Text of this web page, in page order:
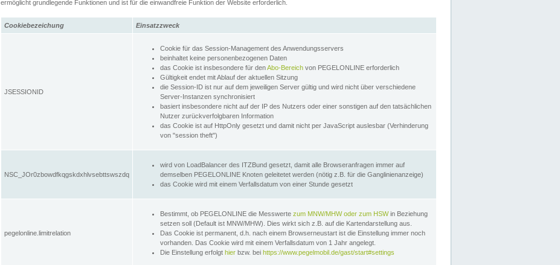
ermöglicht grundlegende Funktionen und ist für die einwandfreie Funktion der Website erforderlich.
Cookiebezeichung Einsatzzweck
JSESSIONID
Cookie für das Session-Management des Anwendungsservers
beinhaltet keine personenbezogenen Daten
das Cookie ist insbesondere für denAbo-Bereich von PEGELONLINE erforderlich
Gültigkeit endet mit Ablauf der aktuellen Sitzung
die Session-ID ist nur auf dem jeweiligen Server gültig und wird nicht über verschiedene
Server-Instanzen synchronisiert
basiert insbesondere nicht auf der IP des Nutzers oder einer sonstigen auf den tatsächlichen
Nutzer zurückverfolgbaren Information
das Cookie ist auf HttpOnly gesetzt und damit nicht per JavaScript auslesbar (Verhinderung
von "session theft")
NSC_JOr0zbowdfkqgskdxhlvsebttswszdq
wird von LoadBalancer des ITZBund gesetzt, damit alle Browseranfragen immer auf
demselben PEGELONLINE Knoten geleitetet werden (nötig z.B. für die Ganglinienanzeige)
das Cookie wird mit einem Verfallsdatum von einer Stunde gesetzt
pegelonline.limitrelation
Bestimmt, ob PEGELONLINE die Messwerte zum MNW/MHW oder zum HSWin Beziehung
setzen soll (Default ist MNW/MHW). Dies wirkt sich z.B. auf die Kartendarstellung aus.
Das Cookie ist permanent, d.h. nach einem Browserneustart ist die Einstellung immer noch
vorhanden. Das Cookie wird mit einem Verfallsdatum von 1 Jahr angelegt.
Die Einstellung erfolgt hier bzw. bei https://www.pegelmobil.de/gast/start#settings